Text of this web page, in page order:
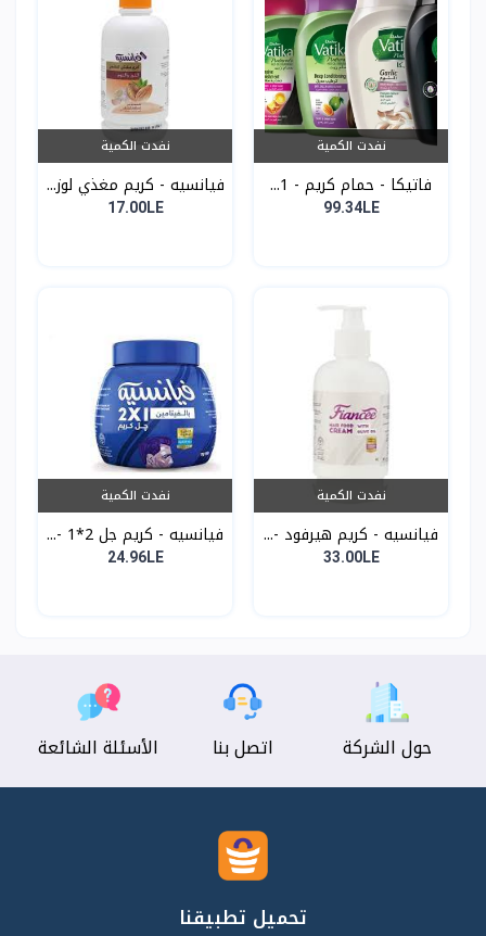
نفدت الكمية
فاتيكا - حمام كريم - 1...
99.34LE
نفدت الكمية
فيانسيه - كريم مغذي لوز...
17.00LE
نفدت الكمية
فيانسيه - كريم هيرفود -...
33.00LE
نفدت الكمية
فيانسيه - كريم جل 2*1 -...
24.96LE
حول الشركة اتصل بنا الأسئلة الشائعة
تحميل تطبيقنا